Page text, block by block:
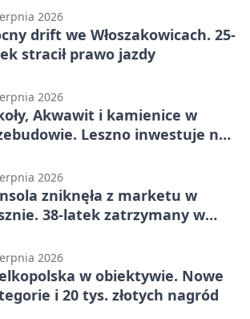
2026
drift we Włoszakowicach. 25-
stracił prawo jazdy
2026
Akwawit i kamienice w
Leszno inwestuje na
2026
zniknęła z marketu w
38-latek zatrzymany w
2026
w obiektywie. Nowe
i 20 tys. złotych nagród